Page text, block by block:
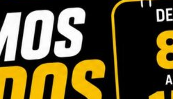
INFORMACIÓN ADICIONAL